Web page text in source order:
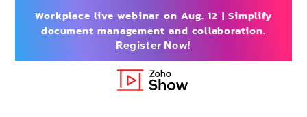
Workplace live webinar on Aug. 12 | Simplify
document management and collaboration.
Register Now!